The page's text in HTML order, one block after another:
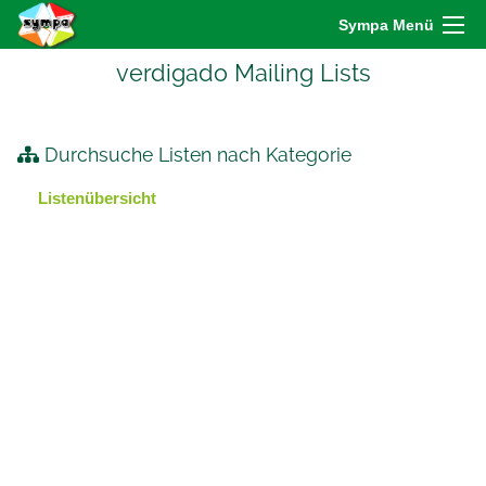
Sympa Menü
verdigado Mailing Lists
Durchsuche Listen nach Kategorie
Listenübersicht